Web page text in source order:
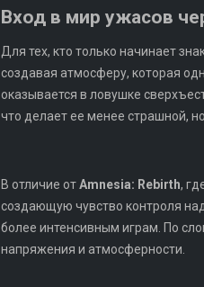
Вход в мир ужасов
Для тех, кто только начинает
создавая атмосферу, которая
оказывается в ловушке
что делает ее менее страшной,
В отличие отAmnesia: Rebirth,
создающую чувство контроля
более интенсивным играм. По
напряжения и атмосферности.